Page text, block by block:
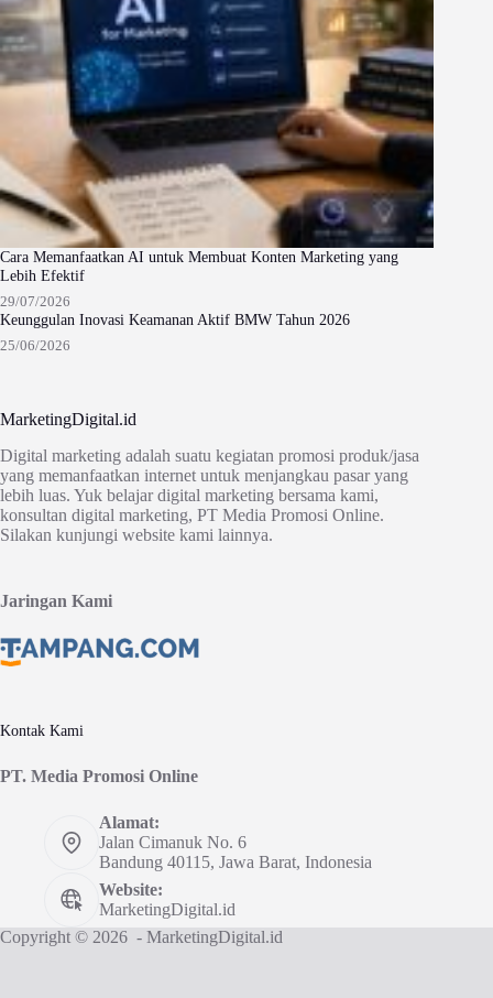
Cara Memanfaatkan AI untuk Membuat Konten Marketing yang
Lebih Efektif
29/07/2026
Keunggulan Inovasi Keamanan Aktif BMW Tahun 2026
25/06/2026
MarketingDigital.id
Digital marketing adalah suatu kegiatan promosi produk/jasa
yang memanfaatkan internet untuk menjangkau pasar yang
lebih luas. Yuk belajar digital marketing bersama kami,
konsultan digital marketing, PT Media Promosi Online.
Silakan kunjungi website kami lainnya.
Jaringan Kami
Kontak Kami
PT. Media Promosi Online
Alamat:
Jalan Cimanuk No. 6
Bandung 40115, Jawa Barat, Indonesia
Website:
MarketingDigital.id
Copyright © 2026 - MarketingDigital.id